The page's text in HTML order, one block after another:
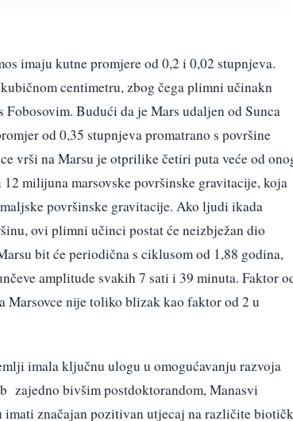
imaju kutne promjere od 0,2 i 0,02 stupnjeva.
centimetru, zbog čega plimni učinakn
Budući da je Mars udaljen od Sunca
od 0,35 stupnjeva promatrano s površine
vrši na Marsu je otprilike četiri puta veće od
milijuna marsovske površinske gravitacije, koja
površinske gravitacije. Ako ljudi ikada
ovi plimni učinci postat će neizbježan dio
bit će periodična s ciklusom od 1,88 godina,
amplitude svakih 7 sati i 39 minuta. Faktor
Marsovce nije toliko blizak kao faktor od 2 u
imala ključnu ulogu u omogućavanju razvoja
zajedno bivšim postdoktorandom, Manasvi
značajan pozitivan utjecaj na različite